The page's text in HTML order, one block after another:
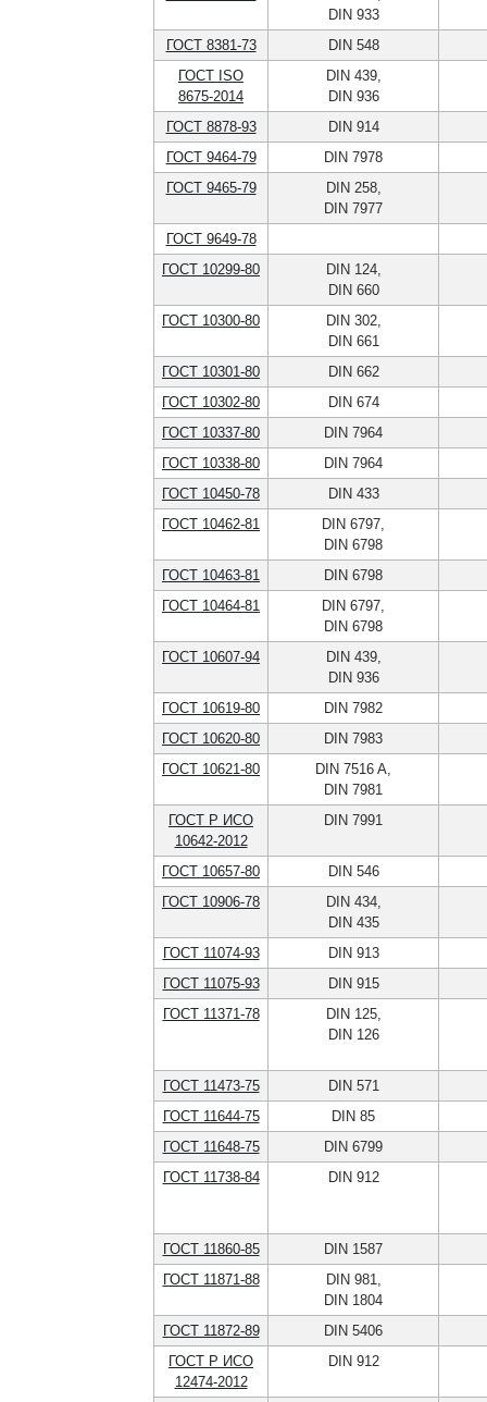
DIN 933
ГОСТ 8381-73
DIN 548
ГОСТ ISO
8675-2014
DIN 439,
DIN 936
ГОСТ 8878-93
DIN 914
ГОСТ 9464-79
DIN 7978
ГОСТ 9465-79
DIN 258,
DIN 7977
ГОСТ 9649-78
ГОСТ 10299-80
DIN 124,
DIN 660
ГОСТ 10300-80
DIN 302,
DIN 661
ГОСТ 10301-80
DIN 662
ГОСТ 10302-80
DIN 674
ГОСТ 10337-80
DIN 7964
ГОСТ 10338-80
DIN 7964
ГОСТ 10450-78
DIN 433
ГОСТ 10462-81
DIN 6797,
DIN 6798
ГОСТ 10463-81
DIN 6798
ГОСТ 10464-81
DIN 6797,
DIN 6798
ГОСТ 10607-94
DIN 439,
DIN 936
ГОСТ 10619-80
DIN 7982
ГОСТ 10620-80
DIN 7983
ГОСТ 10621-80
DIN 7516 A,
DIN 7981
ГОСТ Р ИСО
10642-2012
DIN 7991
ГОСТ 10657-80
DIN 546
ГОСТ 10906-78
DIN 434,
DIN 435
ГОСТ 11074-93
DIN 913
ГОСТ 11075-93
DIN 915
ГОСТ 11371-78
DIN 125,
DIN 126
ГОСТ 11473-75
DIN 571
ГОСТ 11644-75
DIN 85
ГОСТ 11648-75
DIN 6799
ГОСТ 11738-84
DIN 912
ГОСТ 11860-85
DIN 1587
ГОСТ 11871-88
DIN 981,
DIN 1804
ГОСТ 11872-89
DIN 5406
ГОСТ Р ИСО
12474-2012
DIN 912